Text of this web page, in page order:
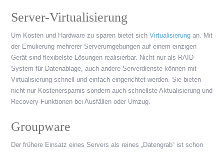
Server-Virtualisierung
Um Kosten und Hardware zu sparen bietet sichVirtualisierung an. Mit
der Emulierung mehrerer Serverumgebungen auf einem einzigen
Gerät sind flexibelste Lösungen realisierbar. Nicht nur als RAID-
System für Datenablage, auch andere Serverdienste können mit
Virtualisierung schnell und einfach eingerichtet werden. Sie bieten
nicht nur Kostenersparnis sondern auch schnellste Aktualisierung und
Recovery-Funktionen bei Ausfällen oder Umzug.
Groupware
Der frühere Einsatz eines Servers als reines „Datengrab“ ist schon